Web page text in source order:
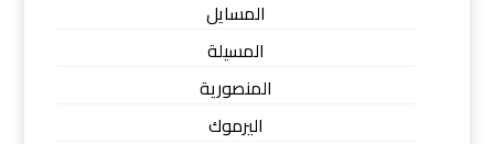
المسايل
المسيلة
المنصورية
اليرموك